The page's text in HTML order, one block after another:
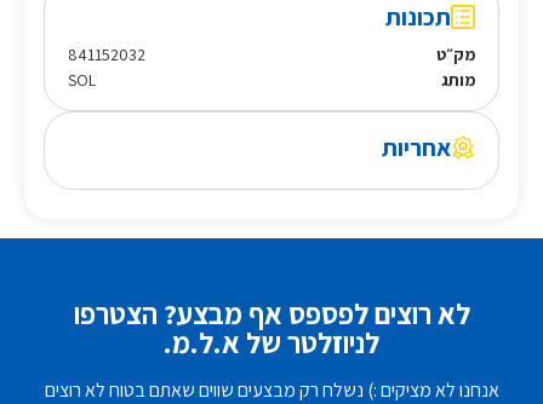
תכונות
מק״ט
841152032
מותג
SOL
אחריות
לא רוצים לפספס אף מבצע? הצטרפו
לניוזלטר של א.ל.מ.
אנחנו לא מציקים :) נשלח רק מבצעים שווים שאתם בטוח לא רוצים